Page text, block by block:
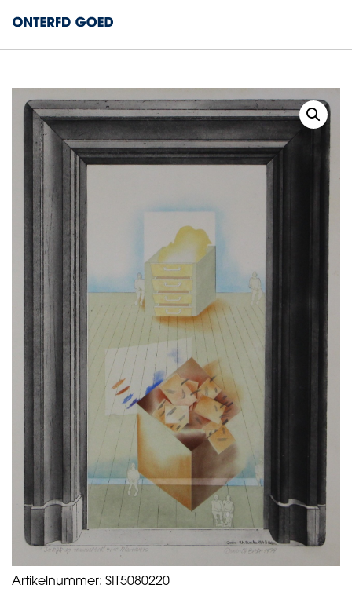
Artikelnummer: SIT5080220